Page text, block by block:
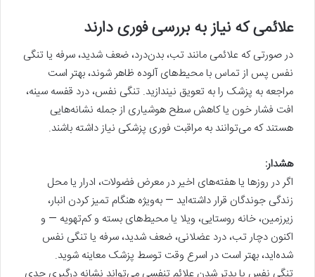
علائمی که نیاز به بررسی فوری دارند
در صورتی که علائمی مانند تب، بدن‌درد، ضعف شدید، سرفه یا تنگی
نفس پس از تماس با محیط‌های آلوده ظاهر شوند، بهتر است
مراجعه به پزشک را به تعویق نیندازید. تنگی نفس، درد قفسه سینه،
افت فشار خون یا کاهش سطح هوشیاری از جمله نشانه‌هایی
هستند که می‌توانند به مراقبت فوری پزشکی نیاز داشته باشند.
هشدار:
اگر در روزها یا هفته‌های اخیر در معرض فضولات، ادرار یا محل
زندگی جوندگان قرار داشته‌اید — به‌ویژه هنگام تمیز کردن انبار،
زیرزمین، خانه روستایی، ویلا یا محیط‌های بسته و کم‌تهویه — و
اکنون دچار تب، درد عضلانی، ضعف شدید، سرفه یا تنگی نفس
شده‌اید، بهتر است در اسرع وقت توسط پزشک معاینه شوید.